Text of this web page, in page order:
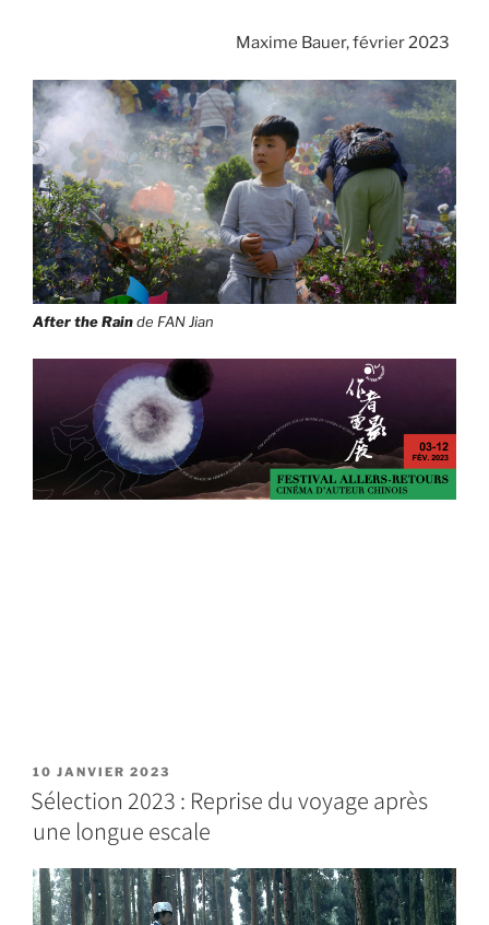
Maxime Bauer, février 2023
After the Rainde FAN Jian
10 JANVIER 2023
Sélection 2023 : Reprise du voyage après
une longue escale